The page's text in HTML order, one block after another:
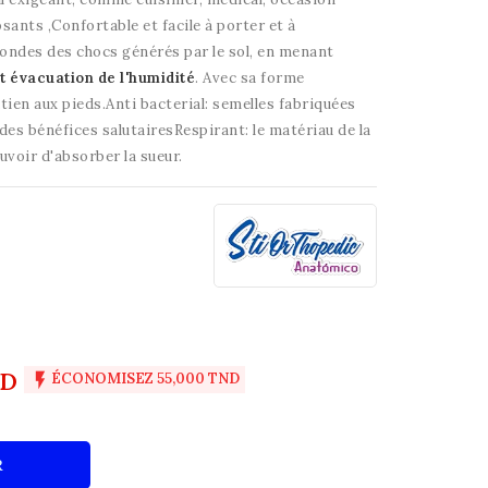
,Confortable et facile à porter et à
des chocs générés par le sol, en menant
évacuation de l'humidité. Avec sa forme
aux pieds.Anti bacterial: semelles fabriquées
bénéfices salutairesRespirant: le matériau de la
d'absorber la sueur.
 ÉCONOMISEZ 55,000 TND